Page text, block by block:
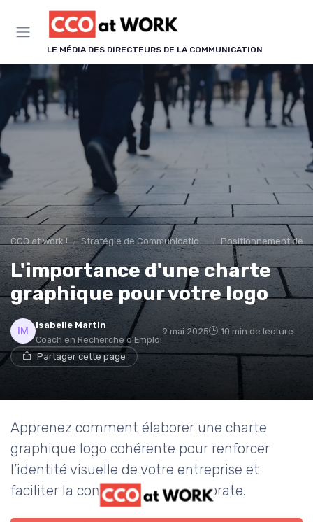
LE MÉDIA DES DIRECTEURS DE LA COMMUNICATION
CCO at work ! Stratégie de Communication & Image Positionnement de
L'importance d'une charte
graphique pour votre logo
Isabelle Martin
Coach en Recherche d'Emploi
9 mai 2025 10 min de lecture
Partager cette page
Apprenez comment élaborer une charte
graphique logo cohérente pour renforcer
l’identité visuelle de votre entreprise et
faciliter la communication corporate.
Panneau de gestion des cookies